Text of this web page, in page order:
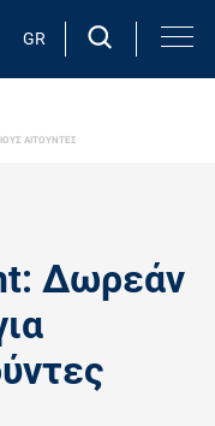
GR
ΑΙΤΟΥΝΤΕΣ
Δωρεάν